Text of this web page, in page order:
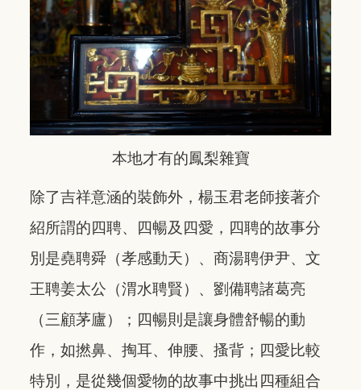
本地才有的鳳梨雜寶
除了吉祥意涵的裝飾外，楊玉君老師接著介
紹所謂的四聘、四暢及四愛，四聘的故事分
別是堯聘舜（孝感動天）、商湯聘伊尹、文
王聘姜太公（渭水聘賢）、劉備聘諸葛亮
（三顧茅廬）；四暢則是讓身體舒暢的動
作，如撚鼻、掏耳、伸腰、搔背；四愛比較
特別，是從幾個愛物的故事中挑出四種組合